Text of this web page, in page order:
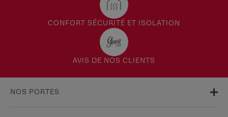
CONFORT SÉCURITÉ ET ISOLATION
AVIS DE NOS CLIENTS
NOS PORTES